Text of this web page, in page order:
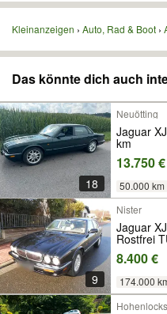
Kleinanzeigen Auto, Rad & Boot
Das könnte dich auch
18
Neuötting
Jaguar
km
13.750
50.000 km
9
Nister
Jaguar XJ 8
8.400 €
174.000